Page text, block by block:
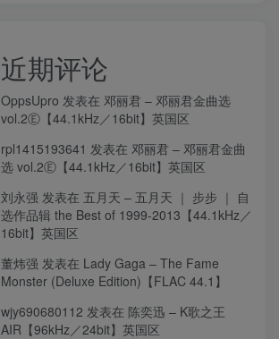
近期评论
OppsUpro 发表在 邓丽君 – 邓丽君金曲选
vol.2Ⓔ【44.1kHz／16bit】英国区
rpl1415193641 发表在 邓丽君 – 邓丽君金曲
选 vol.2Ⓔ【44.1kHz／16bit】英国区
刘永强 发表在 五月天 – 五月天 ｜ 步步 ｜ 自
选作品辑 the Best of 1999-2013【44.1kHz／
16bit】英国区
董炜强 发表在 Lady Gaga – The Fame
Monster (Deluxe Edition)【FLAC 44.1】
wjy690680112 发表在 陈奕迅 – K歌之王
AIR【96kHz／24bit】英国区